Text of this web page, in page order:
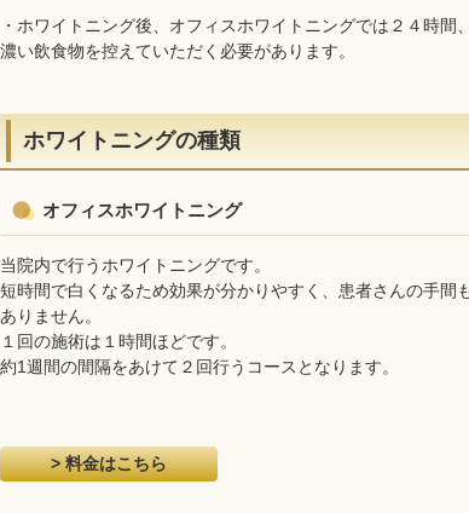
・ホワイトニング後、オフィスホワイトニングでは２４時
濃い飲食物を控えていただく必要があります。
ホワイトニングの種類
オフィスホワイトニング
当院内で行うホワイトニングです。
短時間で白くなるため効果が分かりやすく、患者さんの手間
ありません。
１回の施術は１時間ほどです。
約1週間の間隔をあけて２回行うコースとなります。
> 料金はこちら